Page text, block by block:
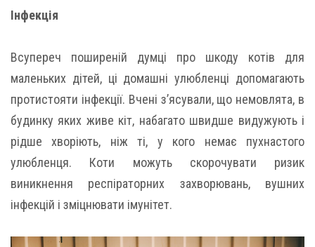
Інфекція
Всупереч поширеній думці про шкоду котів для
маленьких дітей, ці домашні улюбленці допомагають
протистояти інфекції. Вчені з’ясували, що немовлята, в
будинку яких живе кіт, набагато швидше видужують і
рідше хворіють, ніж ті, у кого немає пухнастого
улюбленця. Коти можуть скорочувати ризик
виникнення респіраторних захворювань, вушних
інфекцій і зміцнювати імунітет.